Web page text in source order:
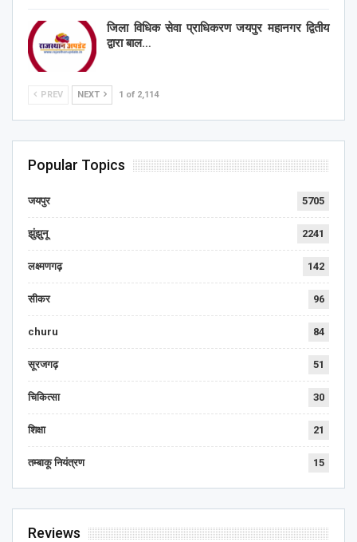
जिला विधिक सेवा प्राधिकरण जयपुर महानगर द्वितीय
द्वारा बाल…
PREV NEXT 1 of 2,114
Popular Topics
जयपुर 5705
झुंझुनू 2241
लक्ष्मणगढ़ 142
सीकर 96
churu 84
सूरजगढ़ 51
चिकित्सा 30
शिक्षा 21
तम्बाकू नियंत्रण 15
Reviews